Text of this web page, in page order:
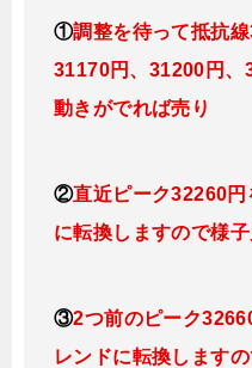
①調整を待って抵抗
31170円、31200円、
動きがでれば売り
②直近ピーク32260
に転換しますので様
③2つ前のピーク
レンドに転換します